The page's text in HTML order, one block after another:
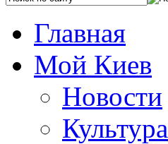
Главная
Мой Киев
Новости
Культура